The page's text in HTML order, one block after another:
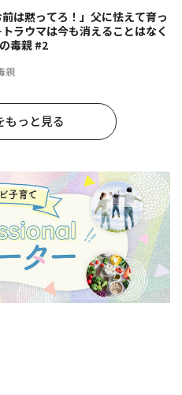
親
前は黙ってろ！」父に怯えて育っ
ラウマは今も消えることはなく
毒親 #2
もっと見る